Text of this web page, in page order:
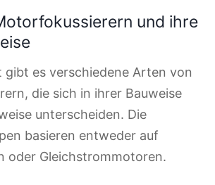
und ihre
gibt es verschiedene Arten von
die sich in ihrer Bauweise
unterscheiden. Die
basieren entweder auf
oder Gleichstrommotoren.